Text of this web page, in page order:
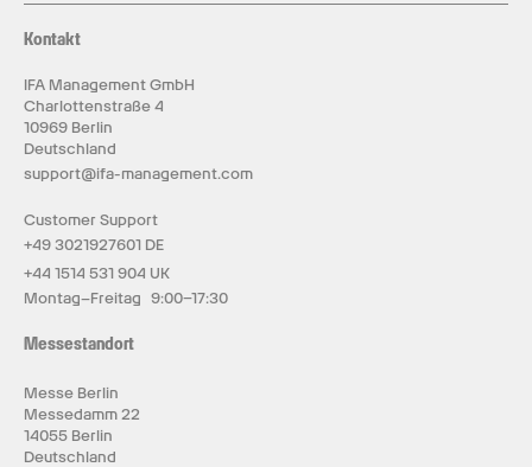
Kontakt
IFA Management GmbH
Charlottenstraße 4
10969 Berlin
Deutschland
support@ifa-management.com
Customer Support
+49 3021927601 DE
+44 1514 531 904 UK
Montag–Freitag 9:00–17:30
Messestandort
Messe Berlin
Messedamm 22
14055 Berlin
Deutschland